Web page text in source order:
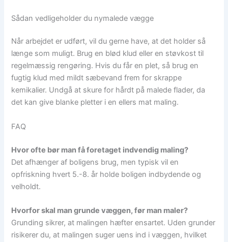
Sådan vedligeholder du nymalede vægge
Når arbejdet er udført, vil du gerne have, at det holder så
længe som muligt. Brug en blød klud eller en støvkost til
regelmæssig rengøring. Hvis du får en plet, så brug en
fugtig klud med mildt sæbevand frem for skrappe
kemikalier. Undgå at skure for hårdt på malede flader, da
det kan give blanke pletter i en ellers mat maling.
FAQ
Hvor ofte bør man få foretaget indvendig maling?
Det afhænger af boligens brug, men typisk vil en
opfriskning hvert 5.-8. år holde boligen indbydende og
velholdt.
Hvorfor skal man grunde væggen, før man maler?
Grunding sikrer, at malingen hæfter ensartet. Uden grunder
risikerer du, at malingen suger uens ind i væggen, hvilket